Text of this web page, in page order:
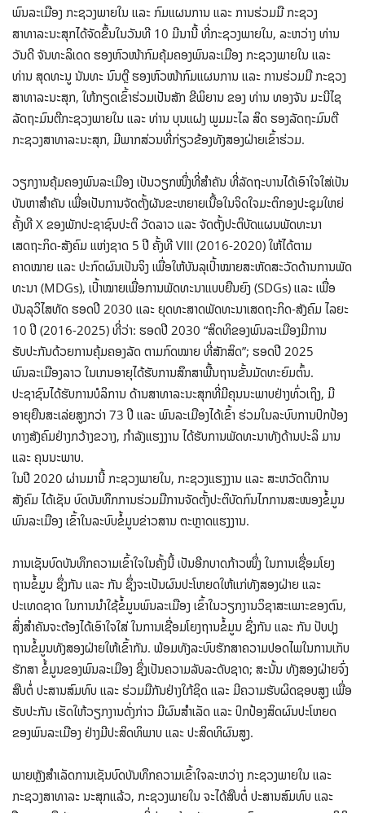
ພົນລະເມືອງ ກະຊວງພາຍໃນ ແລະ ກົມແຜນການ ແລະ ການຮ່ວມມື ກະຊວງ
ສາທາລະນະສຸກໄດ້ຈັດຂຶ້ນໃນວັນທີ 10 ມີນານີ້ ທີ່ກະຊວງພາຍໃນ, ລະຫວ່າງ ທ່ານ
ວັນດີ ຈັນທະລິເດດ ຮອງຫົວໜ້າກົມຄຸ້ມຄອງພົນລະເມືອງ ກະຊວງພາຍໃນ ແລະ
ທ່ານ ສຸດທະນູ ນັນທະ ນົນຕຼີ ຮອງຫົວໜ້າກົມແຜນການ ແລະ ການຮ່ວມມື ກະຊວງ
ສາທາລະນະສຸກ, ໃຫ້ກຽດເຂົ້າຮ່ວມເປັນສັກ ຂີພິຍານ ຂອງ ທ່ານ ທອງຈັນ ມະນີໄຊ
ລັດຖະມົນຕີກະຊວງພາຍໃນ ແລະ ທ່ານ ບຸນແຝງ ພູມມະໄລ ສິດ ຮອງລັດຖະມົນຕີ
ກະຊວງສາທາລະນະສຸກ, ມີພາກສ່ວນທີ່ກ່ຽວຂ້ອງທັງສອງຝ່າຍເຂົ້າຮ່ວມ.
ວຽກງານຄຸ້ມຄອງພົນລະເມືອງ ເປັນວຽກໜຶ່ງທີ່ສໍາຄັນ ທີ່ລັດຖະບານໄດ້ເອົາໃຈໃສ່ເປັນ
ບັນຫາສໍາຄັນ ເພື່ອເປັນການຈັດຕັ້ງຜັນຂະຫຍາຍເນື້ອໃນຈິດໃຈມະຕິກອງປະຊຸມໃຫຍ່
ຄັ້ງທີ X ຂອງພັກປະຊາຊົນປະຕິ ວັດລາວ ແລະ ຈັດຕັ້ງປະຕິບັດແຜນພັດທະນາ
ເສດຖະກິດ-ສັງຄົມ ແຫ່ງຊາດ 5 ປີ ຄັ້ງທີ VIII (2016-2020) ໃຫ້ໄດ້ຕາມ
ຄາດໝາຍ ແລະ ປະກົດຜົນເປັນຈິງ ເພື່ອໃຫ້ບັນລຸເປົ້າໝາຍສະຫັດສະວັດດ້ານການພັດ
ທະນາ (MDGs), ເປົ້າໝາຍເພື່ອການພັດທະນາແບບຍືນຍົງ (SDGs) ແລະ ເພື່ອ
ບັນລຸວິໄສທັດ ຮອດປີ 2030 ແລະ ຍຸດທະສາດພັດທະນາເສດຖະກິດ-ສັງຄົມ ໄລຍະ
10 ປີ (2016-2025) ທີ່ວ່າ: ຮອດປີ 2030 “ສິດທິຂອງພົນລະເມືອງມີການ
ຮັບປະກັນດ້ວຍການຄຸ້ມຄອງລັດ ຕາມກົດໝາຍ ທີ່ສັກສິດ”; ຮອດປີ 2025
ພົນລະເມືອງລາວ ໃນເກນອາຍຸໄດ້ຮັບການສຶກສາພື້ນຖານຂັ້ນມັດທະຍົມຕົ້ນ.
ປະຊາຊົນໄດ້ຮັບການບໍລິການ ດ້ານສາທາລະນະສຸກທີ່ມີຄຸນນະພາບຢ່າງທົ່ວເຖິງ, ມີ
ອາຍຸຍືນສະເລ່ຍສູງກວ່າ 73 ປີ ແລະ ພົນລະເມືອງໄດ້ເຂົ້າ ຮ່ວມໃນລະບົບການປົກປ້ອງ
ທາງສັງຄົມຢ່າງກວ້າງຂວາງ, ກໍາລັງແຮງງານ ໄດ້ຮັບການພັດທະນາທັງດ້ານປະລິ ມານ
ແລະ ຄຸນນະພາບ.
ໃນປີ 2020 ຜ່ານມານີ້ ກະຊວງພາຍໃນ, ກະຊວງແຮງງານ ແລະ ສະຫວັດດີການ
ສັງຄົມ ໄດ້ເຊັນ ບົດບັນທຶກການຮ່ວມມືການຈັດຕັ້ງປະຕິບັດກົນໄກການສະໜອງຂໍ້ມູນ
ພົນລະເມືອງ ເຂົ້າໃນລະບົບຂໍ້ມູນຂ່າວສານ ຕະຫຼາດແຮງງານ.
ການເຊັນບົດບັນທຶກຄວາມເຂົ້າໃຈໃນຄັ້ງນີ້ ເປັນອີກບາດກ້າວໜຶ່ງ ໃນການເຊື່ອມໂຍງ
ຖານຂໍ້ມູນ ຊຶ່ງກັນ ແລະ ກັນ ຊຶ່ງຈະເປັນຜົນປະໂຫຍດໃຫ້ແກ່ທັງສອງຝ່າຍ ແລະ
ປະເທດຊາດ ໃນການນຳໃຊ້ຂໍ້ມູນພົນລະເມືອງ ເຂົ້າໃນວຽກງານວິຊາສະເພາະຂອງຕົນ,
ສິ່ງສໍາຄັນຈະຕ້ອງໄດ້ເອົາໃຈໃສ່ ໃນການເຊື່ອມໂຍງຖານຂໍ້ມູນ ຊຶ່ງກັນ ແລະ ກັນ ປັບປຸງ
ຖານຂໍ້ມູນທັງສອງຝ່າຍໃຫ້ເຂົ້າກັນ. ພ້ອມທັງລະບົບຮັກສາຄວາມປອດໄພໃນການເກັບ
ຮັກສາ ຂໍ້ມູນຂອງພົນລະເມືອງ ຊຶ່ງເປັນຄວາມລັບລະດັບຊາດ; ສະນັ້ນ ທັງສອງຝ່າຍຈົ່ງ
ສືບຕໍ່ ປະສານສົມທົບ ແລະ ຮ່ວມມືກັນຢ່າງໃກ້ຊິດ ແລະ ມີຄວາມຮັບຜິດຊອບສູງ ເພື່ອ
ຮັບປະກັນ ເຮັດໃຫ້ວຽກງານດັ່ງກ່າວ ມີຜົນສໍາເລັດ ແລະ ປົກປ້ອງສິດຜົນປະໂຫຍດ
ຂອງພົນລະເມືອງ ຢ່າງມີປະສິດທິພາບ ແລະ ປະສິດທິຜົນສູງ.
ພາຍຫຼັງສຳເລັດການເຊັນບົດບັນທຶກຄວາມເຂົ້າໃຈລະຫວ່າງ ກະຊວງພາຍໃນ ແລະ
ກະຊວງສາທາລະ ນະສຸກແລ້ວ, ກະຊວງພາຍໃນ ຈະໄດ້ສືບຕໍ່ ປະສານສົມທົບ ແລະ